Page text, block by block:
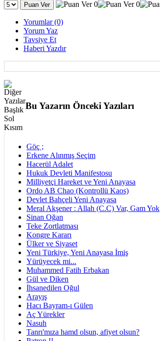
Yorumlar (0)
Yorum Yaz
Tavsiye Et
Haberi Yazdır
Bu Yazarın Önceki Yazıları
Göç ;
Erkene Alınmış Seçim
Hacerül Adalet
Hukuk Devleti Manifestosu
Milliyetçi Hareket ve Yeni Anayasa
Ordo AB Chao (Kontrollü Kaos)
Devlet Bahçeli Yeni Anayasa
Meral Akşener : Allah (C.C) Var, Gam Yok
Sinan Oğan
Teke Zortlatması
Kongre Kararı
Ülker ve Siyaset
Yeni Türkiye, Yeni Anayasa İmiş
Yürüyecek mi...
Muhammed Fatih Erbakan
Gül ve Diken
İhsanedilen Oğul
Arayış
Hacı Bayram-ı Gülen
Aç Yürekler
Nasuh
Tanrı'mıza hamd olsun, afiyet olsun?